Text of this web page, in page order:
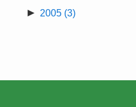
► 2005 (3)